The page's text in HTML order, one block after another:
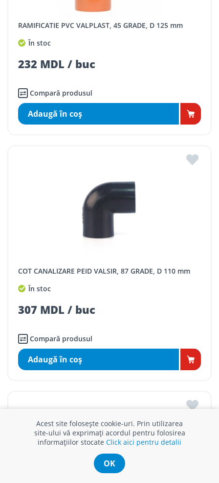
RAMIFICATIE PVC VALPLAST, 45 GRADE, D 125 mm
În stoc
232 MDL / buc
Compară produsul
Adaugă în coş
COT CANALIZARE PEID VALSIR, 87 GRADE, D 110 mm
În stoc
307 MDL / buc
Compară produsul
Adaugă în coş
Acest site folosește cookie-uri. Prin utilizarea
site-ului vă exprimați acordul pentru folosirea
informațiilor stocate Click aici pentru detalii
OK